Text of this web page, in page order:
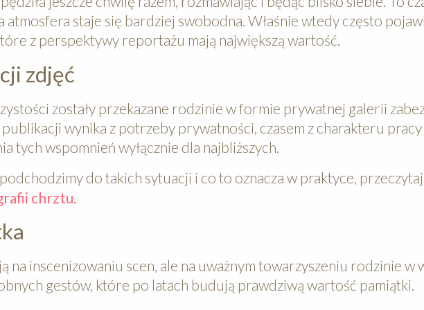
staje się bardziej swobodna. Właśnie wtedy często
z perspektywy reportażu mają największą wartość.
zdjęć
zostały przekazane rodzinie w formie prywatnej galerii
publikacji wynika z potrzeby prywatności, czasem z charakteru
tych wspomnień wyłącznie dla najbliższych.
do takich sytuacji i co to oznacza w praktyce,
chrztu
inscenizowaniu scen, ale na uważnym towarzyszeniu rodzinie w
gestów, które po latach budują prawdziwą wartość pamiątki.